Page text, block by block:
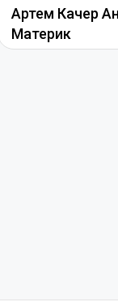
Артем Качер
Материк